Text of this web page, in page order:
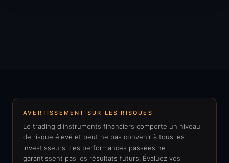
AVERTISSEMENT SUR LES RISQUES
Le trading d'instruments financiers comporte un niveau
de risque élevé et peut ne pas convenir à tous les
investisseurs. Les performances passées ne
garantissent pas les résultats futurs. Évaluez vos